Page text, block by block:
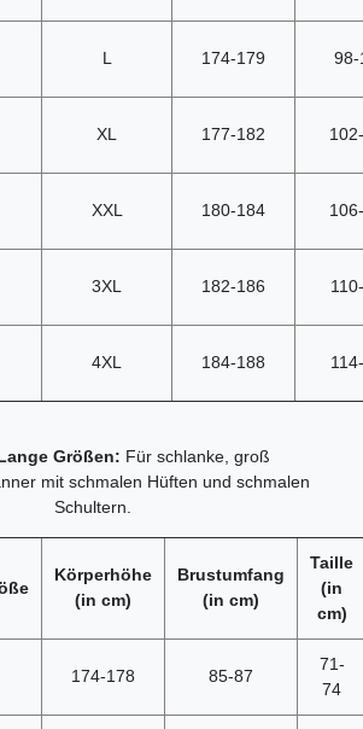
L 174-179 98-
XL 177-182
XXL 180-184
3XL 182-186
4XL 184-188
Größen: Für schlanke, groß
mit schmalen Hüften und schmalen
Schultern.
Körperhöhe
(in cm)
Brustumfang
(in cm)
Taille
(in
cm)
174-178 85-87
71-
74